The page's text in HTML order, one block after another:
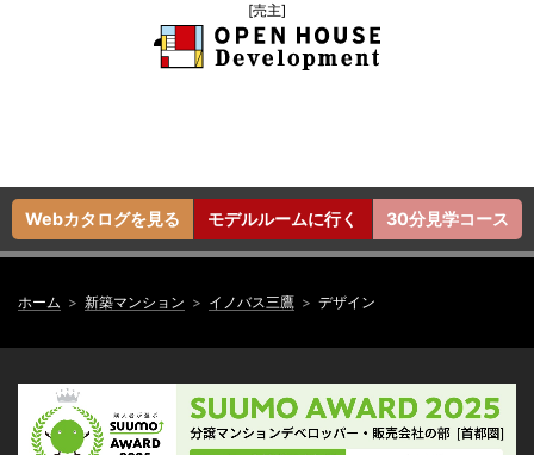
[売主]
Webカタログを見る モデルルームに行く 30分見学コース
ホーム 新築マンション イノバス三鷹 デザイン